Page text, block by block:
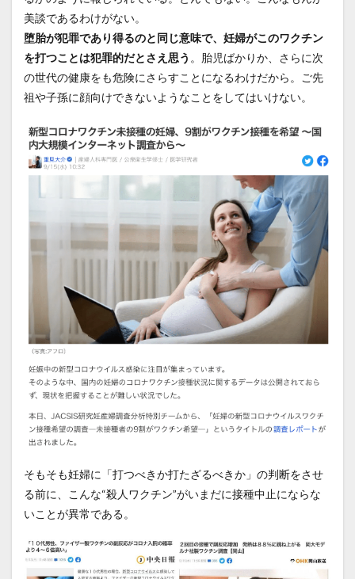
美談であるわけがない。
堕胎が犯罪であり得るのと同じ意味で、妊婦がこのワクチン
を打つことは犯罪的だとさえ思う 。胎児ばかりか、さらに次
の世代の健康をも危険にさらすことになるわけだから。ご先
祖や子孫に顔向けできないようなことをしてはいけない。
そもそも妊婦に「打つべきか打たざるべきか」の判断をさせ
る前に、こんな“殺人ワクチン”がいまだに接種中止にならな
いことが異常である。